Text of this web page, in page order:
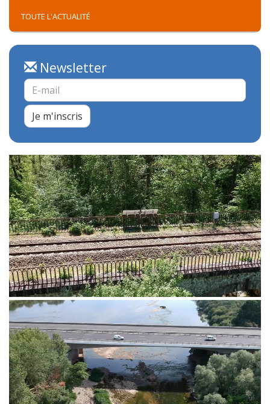
TOUTE L'ACTUALITÉ
Newsletter
Je m'inscris